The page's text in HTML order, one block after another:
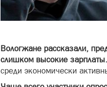
Вологжане рассказали,
слишком высокие зарплаты.
среди экономически